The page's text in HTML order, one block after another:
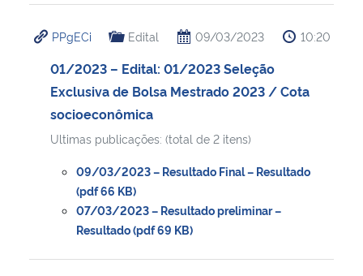
Ministério do Desenvolvimento Regional
Secretaria-Geral
Secretaria de Governo
PPgECi Edital 09/03/2023 10:20
01/2023 – Edital: 01/2023 Seleção
Exclusiva de Bolsa Mestrado 2023 / Cota
socioeconômica
Ultimas publicações: (total de 2 itens)
09/03/2023 – Resultado Final – Resultado
(pdf 66 KB)
07/03/2023 – Resultado preliminar –
Resultado (pdf 69 KB)